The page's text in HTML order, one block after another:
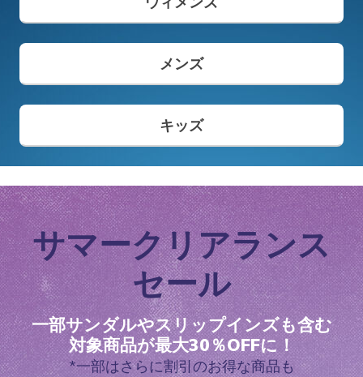
メンズ
キッズ
サマークリアランス
セール
一部サンダルやスリップインズも含む
対象商品が最大30％OFFに！
*一部はさらに割引のお得な商品も